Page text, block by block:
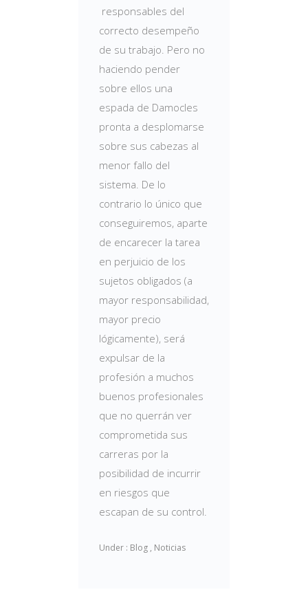
responsables del
correcto desempeño
de su trabajo. Pero no
haciendo pender
sobre ellos una
espada de Damocles
pronta a desplomarse
sobre sus cabezas al
menor fallo del
sistema. De lo
contrario lo único que
conseguiremos, aparte
de encarecer la tarea
en perjuicio de los
sujetos obligados (a
mayor responsabilidad,
mayor precio
lógicamente), será
expulsar de la
profesión a muchos
buenos profesionales
que no querrán ver
comprometida sus
carreras por la
posibilidad de incurrir
en riesgos que
escapan de su control.
Under : Blog , Noticias